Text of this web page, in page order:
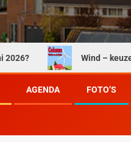
Wind – keuzestress
AGENDA FOTO’S